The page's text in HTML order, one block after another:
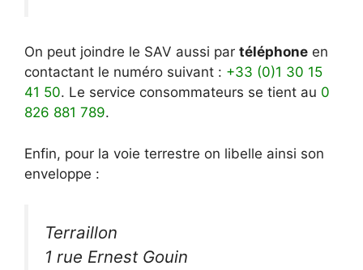
On peut joindre le SAV aussi par téléphone en
contactant le numéro suivant : +33 (0)1 30 15
41 50. Le service consommateurs se tient au 0
826 881 789.
Enfin, pour la voie terrestre on libelle ainsi son
enveloppe :
Terraillon
1 rue Ernest Gouin